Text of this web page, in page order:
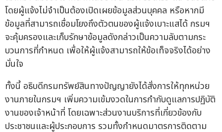
โดยผู้แจ้งไม่จำเป็นต้องเปิดเผยข้อมูลส่วนบุคคล หรือหากมี
ข้อมูลที่สามารถเชื่อมโยงถึงตัวตนของผู้แจ้งเบาะแสได้ กรมฯ
จะคุ้มครองและเก็บรักษาข้อมูลดังกล่าวเป็นความลับตามกระ
บวนการที่กำหนด เพื่อให้ผู้แจ้งสามารถให้ข้อเท็จจริงได้อย่าง
มั่นใจ
ทั้งนี้ อธิบดีกรมทรัพย์สินทางปัญญายังได้สั่งการให้ทุกหน่วย
งานภายในกรมฯ เพิ่มความเข้มงวดในการกำกับดูแลการปฏิบัติ
งานของเจ้าหน้าที่ โดยเฉพาะส่วนงานบริการที่เกี่ยวข้องกับ
ประชาชนและผู้ประกอบการ รวมทั้งกำหนดมาตรการติดตาม